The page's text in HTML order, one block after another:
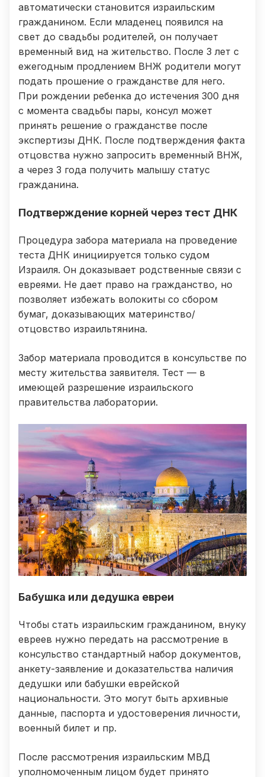
автоматически становится израильским
гражданином. Если младенец появился на
свет до свадьбы родителей, он получает
временный вид на жительство. После 3 лет с
ежегодным продлением ВНЖ родители могут
подать прошение о гражданстве для него.
При рождении ребенка до истечения 300 дня
с момента свадьбы пары, консул может
принять решение о гражданстве после
экспертизы ДНК. После подтверждения факта
отцовства нужно запросить временный ВНЖ,
а через 3 года получить малышу статус
гражданина.
Подтверждение корней через тест ДНК
Процедура забора материала на проведение
теста ДНК инициируется только судом
Израиля. Он доказывает родственные связи с
евреями. Не дает право на гражданство, но
позволяет избежать волокиты со сбором
бумаг, доказывающих материнство/
отцовство израильтянина.
Забор материала проводится в консульстве по
месту жительства заявителя. Тест — в
имеющей разрешение израильского
правительства лаборатории.
Бабушка или дедушка евреи
Чтобы стать израильским гражданином, внуку
евреев нужно передать на рассмотрение в
консульство стандартный набор документов,
анкету-заявление и доказательства наличия
дедушки или бабушки еврейской
национальности. Это могут быть архивные
данные, паспорта и удостоверения личности,
военный билет и пр.
После рассмотрения израильским МВД
уполномоченным лицом будет принято